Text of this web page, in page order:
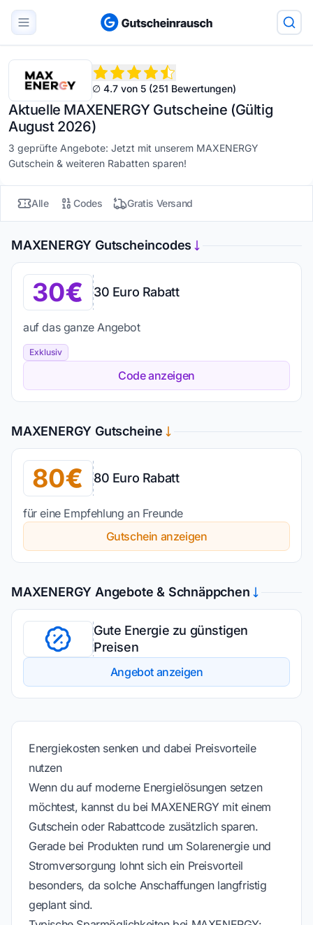
∅ 4.7 von 5 (251 Bewertungen)
Aktuelle MAXENERGY Gutscheine (Gültig
August 2026)
3 geprüfte Angebote: Jetzt mit unserem MAXENERGY
Gutschein & weiteren Rabatten sparen!
Alle Codes Gratis Versand
MAXENERGY Gutscheincodes
30 30 Euro Rabatt
auf das ganze Angebot
Exklusiv
Code anzeigen
MAXENERGY Gutscheine
80 80 Euro Rabatt
für eine Empfehlung an Freunde
Gutschein anzeigen
MAXENERGY Angebote & Schnäppchen
Gute Energie zu günstigen
Preisen
Angebot anzeigen
Energiekosten senken und dabei Preisvorteile
nutzen
Wenn du auf moderne Energielösungen setzen
möchtest, kannst du bei MAXENERGY mit einem
Gutschein oder Rabattcode zusätzlich sparen.
Gerade bei Produkten rund um Solarenergie und
Stromversorgung lohnt sich ein Preisvorteil
besonders, da solche Anschaffungen langfristig
geplant sind.